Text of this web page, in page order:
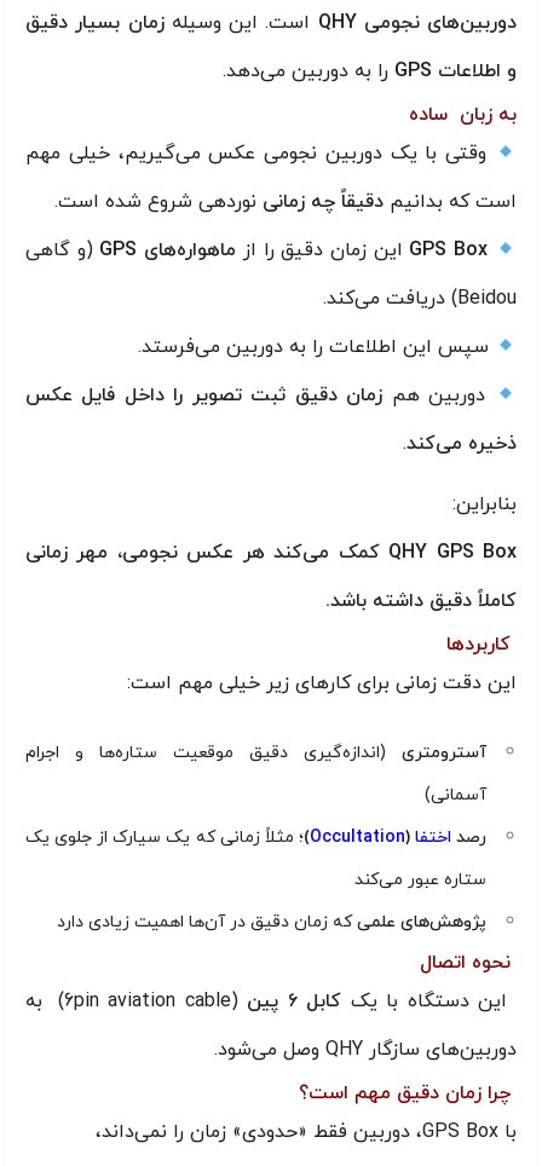
دوربین‌های نجومی QHY
است. این وسیلهزمان بسیار دقیق
و اطلاعات GPS
را به دوربین می‌دهد.
به زبان ساده
وقتی با یک دوربین نجومی عکس می‌گیریم، خیلی مهم
است که بدانیم دقیقاً چه زمانی نوردهی شروع شده است.
GPS Box این زمان دقیق را از ماهواره‌های GPS
(و گاهی
Beidou) دریافت می‌کند.
سپس این اطلاعات را به دوربین می‌فرستد.
دوربین هم زمان دقیق ثبت تصویر را داخل فایل عکس
ذخیره می‌کند.
بنابراین:
QHY GPS Box کمک می‌کند هر عکس نجومی، مهر زمانی
کاملاً دقیق داشته باشد.
کاربردها
این دقت زمانی برای کارهای زیر خیلی مهم است:
آسترومتری (اندازه‌گیری دقیق موقعیت ستاره‌ها و اجرام
آسمانی)
رصداختفا (
Occultation
)؛ مثلاً زمانی که یک سیارک از جلوی یک
ستاره عبور می‌کند
پژوهش‌های علمیکه زمان دقیق در آن‌ها اهمیت زیادی دارد
نحوه اتصال
این دستگاه با یک کابل ۶ پین
(6pin aviation cable) به
دوربین‌های سازگار QHY وصل می‌شود.
چرا زمان دقیق مهم است؟
با GPS Box، دوربین فقط «حدودی» زمان را نمی‌داند،